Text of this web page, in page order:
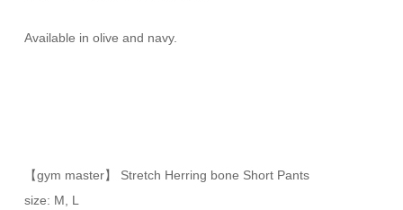
Available in olive and navy.
【gym master】 Stretch Herring bone Short Pants
size: M, L